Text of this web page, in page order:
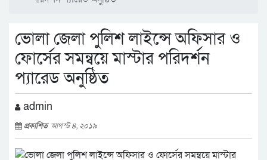
ভোলা জেলা পুলিশ লাইন্সে অফিসার ও
ফোর্সের সমন্বয়ে মাস্টার পরিদর্শন
প্যারেড অনুষ্ঠিত
admin
প্রকাশিত আগস্ট ৪, ২০১৯